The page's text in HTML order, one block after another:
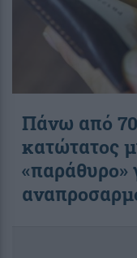
Πάνω από
κατώτατος
«παράθυρο»